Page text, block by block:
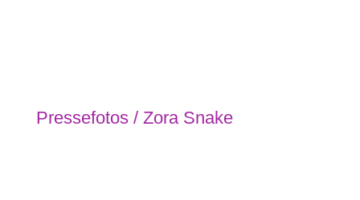
Pressefotos / Zora Snake